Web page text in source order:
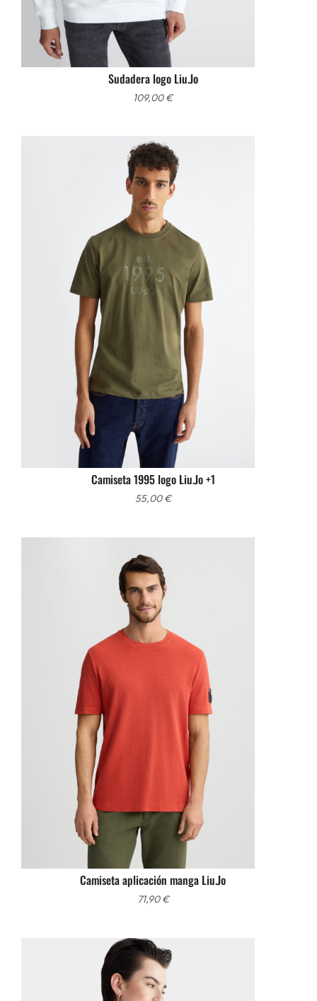
Sudadera logo Liu.Jo
109,00€
Camiseta 1995 logo Liu.Jo +1
55,00€
Camiseta aplicación manga Liu.Jo
71,90€